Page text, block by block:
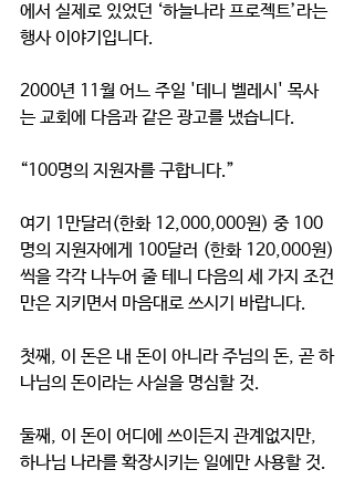
에서 실제로 있었던 ‘하늘나라 프로젝트’라는
행사 이야기입니다.
2000년 11월 어느 주일 '데니 벨레시' 목사
는 교회에 다음과 같은 광고를 냈습니다.
“100명의 지원자를 구합니다.”
여기 1만달러(한화 12,000,000원) 중 100
명의 지원자에게 100달러 (한화 120,000원)
씩을 각각 나누어 줄 테니 다음의 세 가지 조건
만은 지키면서 마음대로 쓰시기 바랍니다.
첫째, 이 돈은 내 돈이 아니라 주님의 돈, 곧 하
나님의 돈이라는 사실을 명심할 것.
둘째, 이 돈이 어디에 쓰이든지 관계없지만,
하나님 나라를 확장시키는 일에만 사용할 것.